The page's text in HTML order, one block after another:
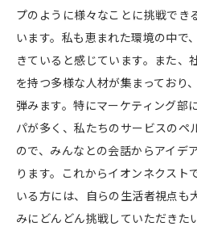
プのように様々なことに挑戦でき
います。私も恵まれた環境の中で
きていると感じています。また、
を持つ多様な人材が集まっており
弾みます。特にマーケティング部
パが多く、私たちのサービスのペ
ので、みんなとの会話からアイデ
ります。これからイオンネクスト
いる方には、自らの生活者視点も
みにどんどん挑戦していただきた